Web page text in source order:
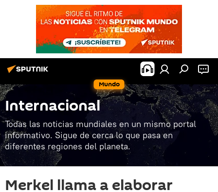
Mundo
Internacional
Todas las noticias mundiales en un mismo portal
informativo. Sigue de cerca lo que pasa en
diferentes regiones del planeta.
Merkel llama a elaborar